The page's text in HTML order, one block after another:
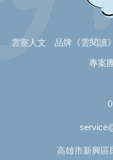
雲室人文 品牌《雲閱讀》
專案
高雄市新興區